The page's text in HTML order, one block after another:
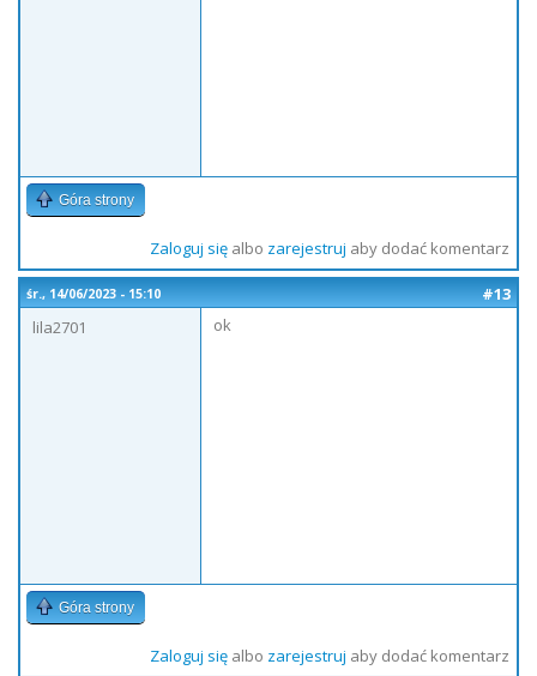
Góra strony
Zaloguj sięalbo zarejestruj aby dodać komentarz
śr., 14/06/2023 - 15:10
#13
lila2701
ok
Góra strony
Zaloguj sięalbo zarejestruj aby dodać komentarz